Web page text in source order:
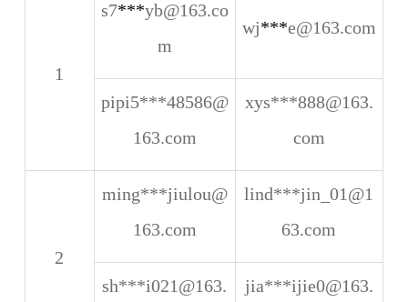
1
s7***yb@163.co
m
wj***e@163.com
pipi5***48586@
163.com
xys***888@163.
com
2
ming***jiulou@
163.com
lind***jin_01@1
63.com
sh***i021@163.
jia***ijie0@163.